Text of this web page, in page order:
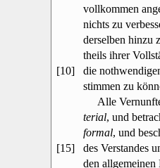
vollkommen
nichts zu
derselben hinzu
theils ihrer
[10]
die
stimmen zu
Alle
terial, und
formal, und
[15]
des Verstandes
den allgemeinen